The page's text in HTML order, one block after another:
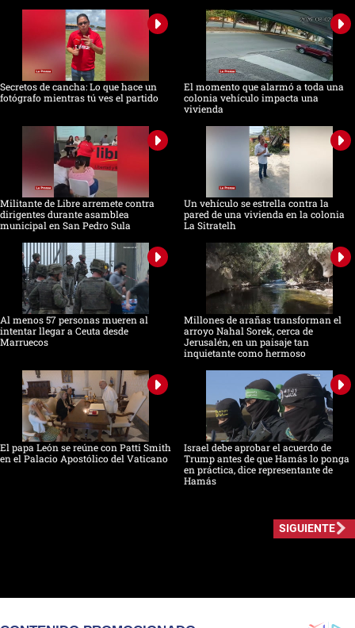
Secretos de cancha: Lo que hace un
fotógrafo mientras tú ves el partido
El momento que alarmó a toda una
colonia vehículo impacta una
vivienda
Militante de Libre arremete contra
dirigentes durante asamblea
municipal en San Pedro Sula
Un vehículo se estrella contra la
pared de una vivienda en la colonia
La Sitratelh
Al menos 57 personas mueren al
intentar llegar a Ceuta desde
Marruecos
Millones de arañas transforman el
arroyo Nahal Sorek, cerca de
Jerusalén, en un paisaje tan
inquietante como hermoso
El papa León se reúne con Patti Smith
en el Palacio Apostólico del Vaticano
Israel debe aprobar el acuerdo de
Trump antes de que Hamás lo ponga
en práctica, dice representante de
Hamás
SIGUIENTE